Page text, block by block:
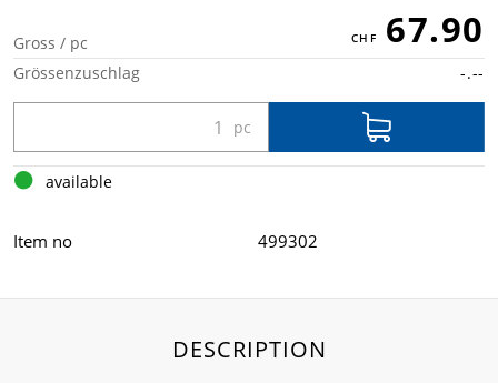
Gross / pc 67.90
Grössenzuschlag -.--
available
Item no 499302
DESCRIPTION